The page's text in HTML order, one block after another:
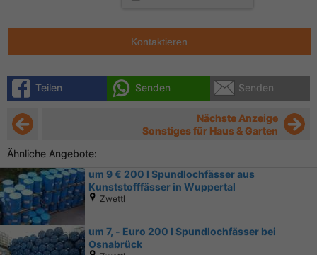
Kontaktieren
Teilen Senden Senden
Nächste Anzeige
Sonstiges für Haus & Garten
Ähnliche Angebote:
um 9 € 200 l Spundlochfässer aus
Kunststofffässer in Wuppertal
Zwettl
um 7, - Euro 200 l Spundlochfässer bei
Osnabrück